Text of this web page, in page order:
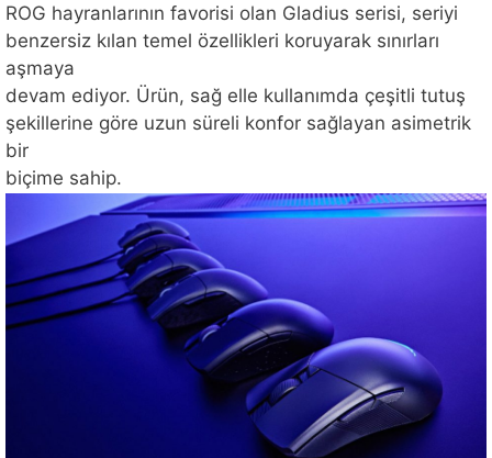
ROG hayranlarının favorisi olan Gladius serisi, seriyi
benzersiz kılan temel özellikleri koruyarak sınırları
aşmaya
devam ediyor. Ürün, sağ elle kullanımda çeşitli tutuş
şekillerine göre uzun süreli konfor sağlayan asimetrik
bir
biçime sahip.